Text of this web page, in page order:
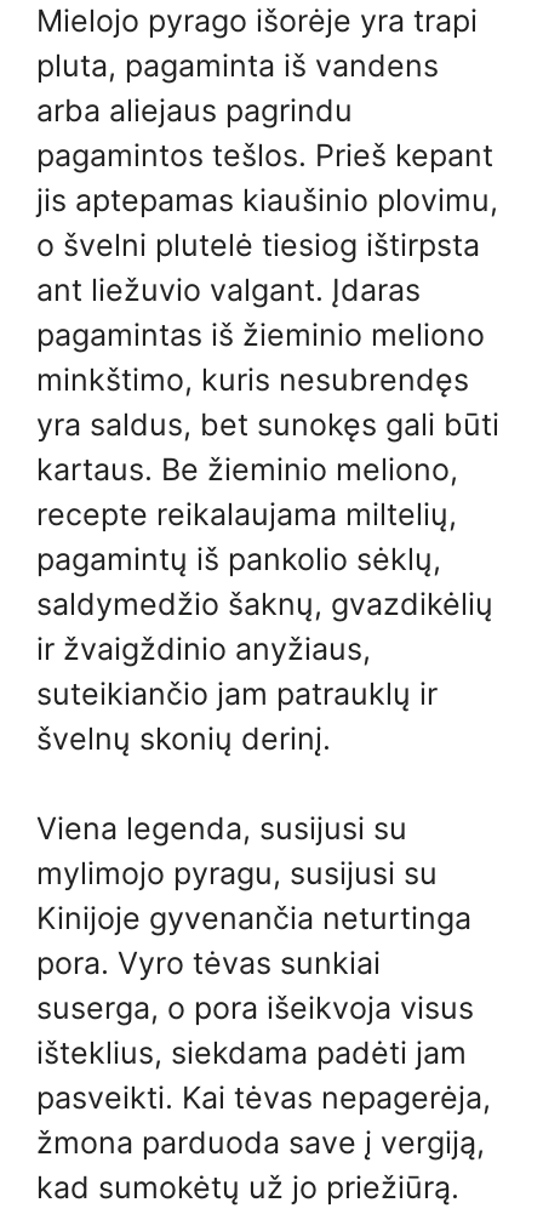
Mielojo pyrago išorėje yra trapi
pluta, pagaminta iš vandens
arba aliejaus pagrindu
pagamintos tešlos. Prieš kepant
jis aptepamas kiaušinio plovimu,
o švelni plutelė tiesiog ištirpsta
ant liežuvio valgant. Įdaras
pagamintas iš žieminio meliono
minkštimo, kuris nesubrendęs
yra saldus, bet sunokęs gali būti
kartaus. Be žieminio meliono,
recepte reikalaujama miltelių,
pagamintų iš pankolio sėklų,
saldymedžio šaknų, gvazdikėlių
ir žvaigždinio anyžiaus,
suteikiančio jam patrauklų ir
švelnų skonių derinį.
Viena legenda, susijusi su
mylimojo pyragu, susijusi su
Kinijoje gyvenančia neturtinga
pora. Vyro tėvas sunkiai
suserga, o pora išeikvoja visus
išteklius, siekdama padėti jam
pasveikti. Kai tėvas nepagerėja,
žmona parduoda save į vergiją,
kad sumokėtų už jo priežiūrą.